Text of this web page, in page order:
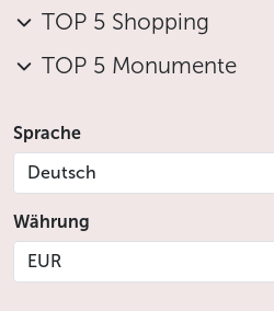
TOP 5 Shopping
TOP 5 Monumente
Sprache
Deutsch
Währung
EUR